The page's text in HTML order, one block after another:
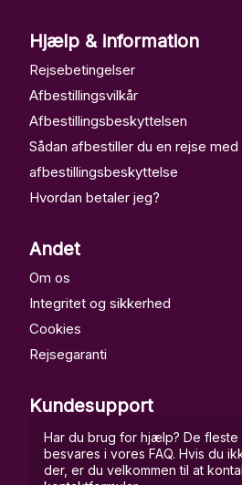
Hjælp & information
Rejsebetingelser
Afbestillingsvilkår
Afbestillingsbeskyttelsen
Sådan afbestiller du en rejse med
afbestillingsbeskyttelse
Hvordan betaler jeg?
Andet
Om os
Integritet og sikkerhed
Cookies
Rejsegaranti
Contact
Kundesupport
Har du brug for hjælp? De fleste
besvares i vores FAQ. Hvis du
der, er du velkommen til at